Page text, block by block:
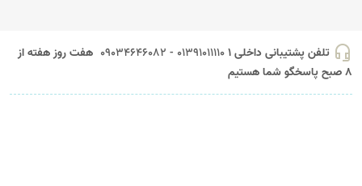
headset_mic تلفن پشتیبانی داخلی 1 01391011110 - 09034646082
هفت روز هفته از
8 صبح پاسخگو شما هستیم